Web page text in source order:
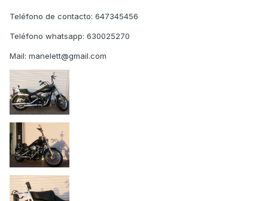
Teléfono de contacto: 647345456
Teléfono whatsapp: 630025270
Mail: manelett@gmail.com